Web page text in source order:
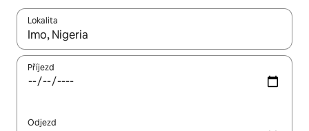
Lokalita
Až budou výsledky k dispozici, můžeš si je procházet pomocí
Příjezd
Odjezd